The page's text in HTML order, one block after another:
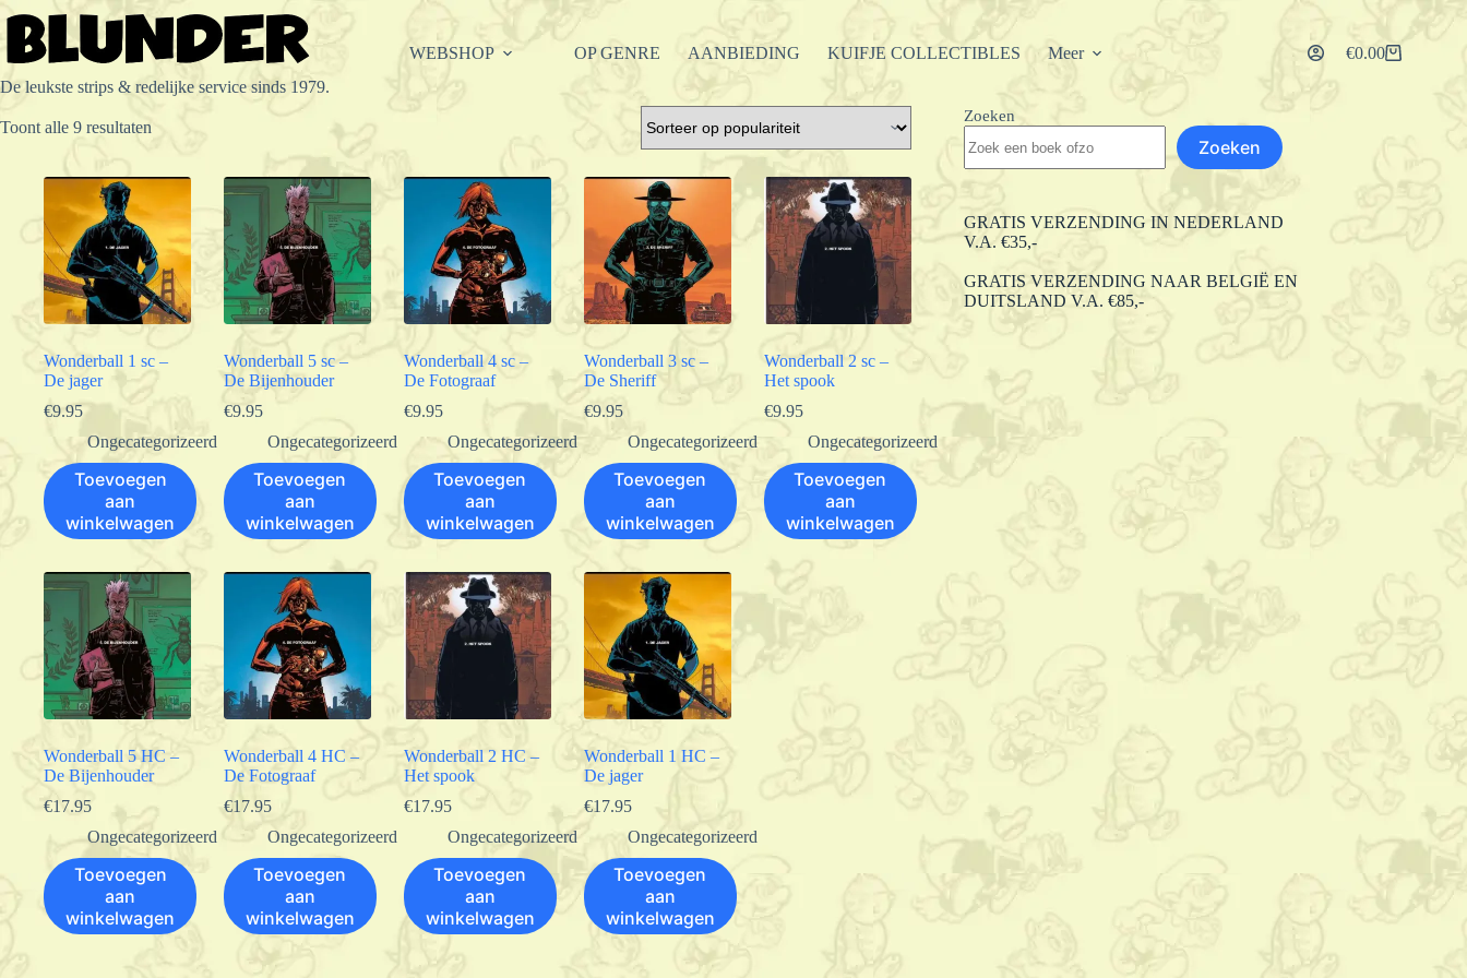
Ga
naar
inhoud
De leukste strips & redelijke service sinds 1979.
WEBSHOP OP GENRE AANBIEDING KUIFJE COLLECTIBLES Meer Winkelwagen
€0.00
Toont alle 9 resultaten
Wonderball 1 sc –
De jager
€9.95
Ongecategorizeerd
Toevoegen
aan
winkelwagen
Wonderball 5 sc –
De Bijenhouder
€9.95
Ongecategorizeerd
Toevoegen
aan
winkelwagen
Wonderball 4 sc –
De Fotograaf
€9.95
Ongecategorizeerd
Toevoegen
aan
winkelwagen
Wonderball 3 sc –
De Sheriff
€9.95
Ongecategorizeerd
Toevoegen
aan
winkelwagen
Wonderball 2 sc –
Het spook
€9.95
Ongecategorizeerd
Toevoegen
aan
winkelwagen
Wonderball 5 HC –
De Bijenhouder
€17.95
Ongecategorizeerd
Toevoegen
aan
winkelwagen
Wonderball 4 HC –
De Fotograaf
€17.95
Ongecategorizeerd
Toevoegen
aan
winkelwagen
Wonderball 2 HC –
Het spook
€17.95
Ongecategorizeerd
Toevoegen
aan
winkelwagen
Wonderball 1 HC –
De jager
€17.95
Ongecategorizeerd
Toevoegen
aan
winkelwagen
Zoeken
Zoeken
GRATIS VERZENDING IN NEDERLAND
V.A. €35,-
GRATIS VERZENDING NAAR BELGIË EN
DUITSLAND V.A. €85,-